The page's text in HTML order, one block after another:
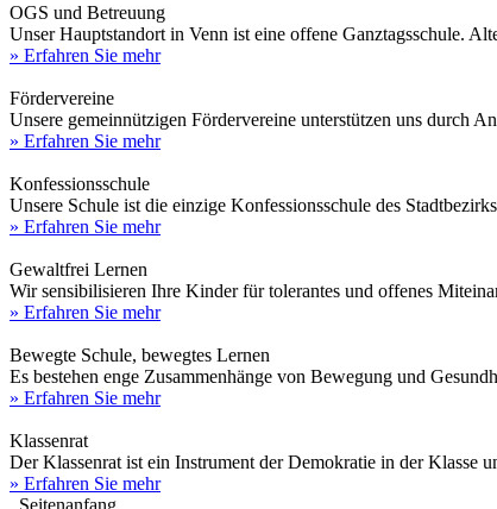
OGS und Betreuung
Unser Hauptstandort in Venn ist eine offene Ganztagsschule.
» Erfahren Sie mehr
Fördervereine
Unsere gemeinnützigen Fördervereine unterstützen uns durch
» Erfahren Sie mehr
Konfessionsschule
Unsere Schule ist die einzige Konfessionsschule des
» Erfahren Sie mehr
Gewaltfrei Lernen
Wir sensibilisieren Ihre Kinder für tolerantes und offenes
» Erfahren Sie mehr
Bewegte Schule, bewegtes Lernen
Es bestehen enge Zusammenhänge von Bewegung und
» Erfahren Sie mehr
Klassenrat
Der Klassenrat ist ein Instrument der Demokratie in der Klasse
» Erfahren Sie mehr
Seitenanfang